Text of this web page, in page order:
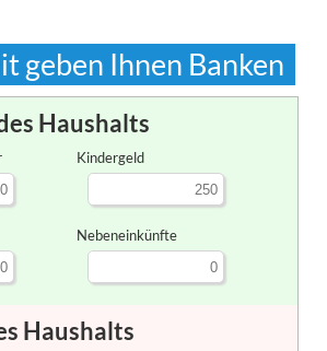
geben Ihnen Banken
Haushalts
Kindergeld
Nebeneinkünfte
Haushalts